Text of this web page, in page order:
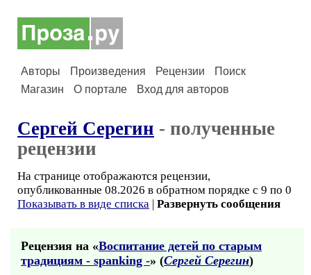
Авторы Произведения Рецензии
Поиск
Магазин
О портале Вход для авторов
Сергей Серегин - полученные
рецензии
На странице отображаются рецензии,
опубликованные 08.2026 в обратном порядке с 9 по 0
Показывать в виде списка | Развернуть сообщения
Рецензия на «Воспитание детей по старым
традициям - spanking -» (Сергей Серегин)